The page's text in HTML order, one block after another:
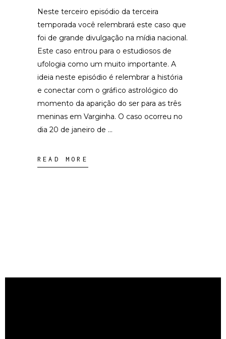
Neste terceiro episódio da terceira
temporada você relembrará este caso que
foi de grande divulgação na mídia nacional.
Este caso entrou para o estudiosos de
ufologia como um muito importante. A
ideia neste episódio é relembrar a história
e conectar com o gráfico astrológico do
momento da aparição do ser para as três
meninas em Varginha. O caso ocorreu no
dia 20 de janeiro de
READ MORE